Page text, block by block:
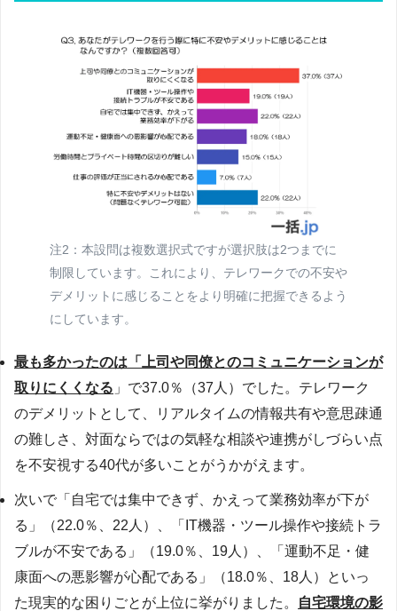
注2：本設問は複数選択式ですが選択肢は2つまでに
制限しています。これにより、テレワークでの不安や
デメリットに感じることをより明確に把握できるよう
にしています。
最も多かったのは「上司や同僚とのコミュニケーションが
取りにくくなる 」で37.0％（37人）でした。テレワーク
のデメリットとして、リアルタイムの情報共有や意思疎通
の難しさ、対面ならではの気軽な相談や連携がしづらい点
を不安視する40代が多いことがうかがえます。
次いで「自宅では集中できず、かえって業務効率が下が
る」（22.0％、22人）、「IT機器・ツール操作や接続トラ
ブルが不安である」（19.0％、19人）、「運動不足・健
康面への悪影響が心配である」（18.0％、18人）といっ
た現実的な困りごとが上位に挙がりました。
自宅環境の影